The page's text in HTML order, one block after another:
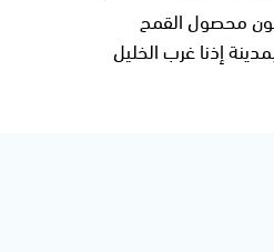
محصول القمح
إذنا غرب الخليل